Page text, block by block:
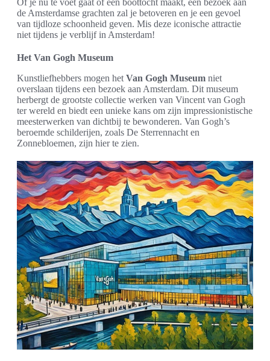
Of je nu te voet gaat of een boottocht maakt, een bezoek aan
de Amsterdamse grachten zal je betoveren en je een gevoel
van tijdloze schoonheid geven. Mis deze iconische attractie
niet tijdens je verblijf in Amsterdam!
Het Van Gogh Museum
Kunstliefhebbers mogen het Van Gogh Museum niet
overslaan tijdens een bezoek aan Amsterdam. Dit museum
herbergt de grootste collectie werken van Vincent van Gogh
ter wereld en biedt een unieke kans om zijn impressionistische
meesterwerken van dichtbij te bewonderen. Van Gogh’s
beroemde schilderijen, zoals De Sterrennacht en
Zonnebloemen, zijn hier te zien.